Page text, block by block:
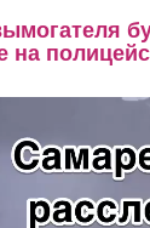
на